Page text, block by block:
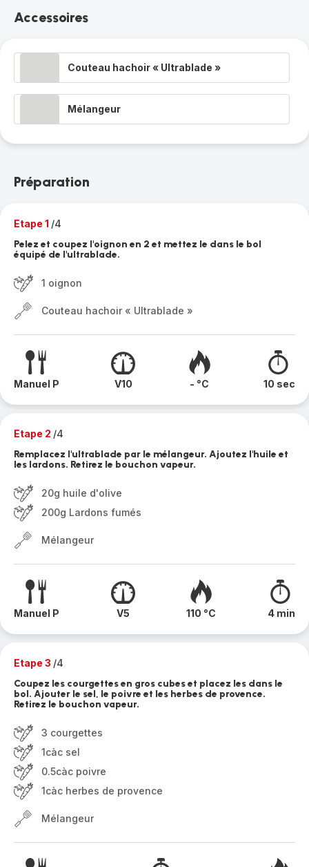
Accessoires
Couteau hachoir « Ultrablade »
Mélangeur
Préparation
Etape 1 /4
Pelez et coupez l'oignon en 2 et mettez le dans le bol
équipé de l'ultrablade.
1 oignon
Couteau hachoir « Ultrablade »
Manuel P V10 - °C 10 sec
Etape 2 /4
Remplacez l'ultrablade par le mélangeur. Ajoutez l'huile et
les lardons. Retirez le bouchon vapeur.
20g huile d'olive
200g Lardons fumés
Mélangeur
Manuel P V5 110 °C 4 min
Etape 3 /4
Coupez les courgettes en gros cubes et placez les dans le
bol. Ajouter le sel, le poivre et les herbes de provence.
Retirez le bouchon vapeur.
3 courgettes
1càc sel
0.5càc poivre
1càc herbes de provence
Mélangeur